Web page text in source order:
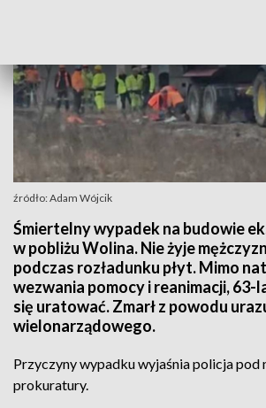
źródło: Adam Wójcik
Śmiertelny wypadek na budowie
w pobliżu Wolina. Nie żyje
podczas rozładunku płyt. Mimo
wezwania pomocy i reanimacji, 63-
się uratować. Zmarł z powodu
wielonarządowego.
Przyczyny wypadku wyjaśnia policja pod
prokuratury.